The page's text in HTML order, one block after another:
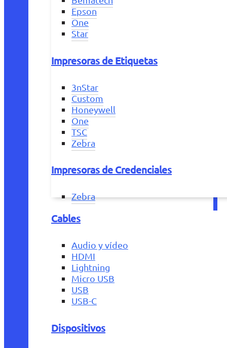
Epson
One
Star
Impresoras de Etiquetas
3nStar
Custom
Honeywell
One
TSC
Zebra
Impresoras de Credenciales
Zebra
Cables
Audio y vídeo
HDMI
Lightning
Micro USB
USB
USB-C
Dispositivos